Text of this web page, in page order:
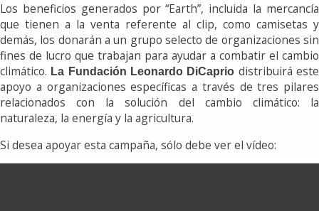
Los beneficios generados por “Earth”, incluida la mercancía
que tienen a la venta referente al clip, como camisetas y
demás, los donarán a un grupo selecto de organizaciones sin
fines de lucro que trabajan para ayudar a combatir el cambio
climático. La Fundación Leonardo DiCaprio distribuirá este
apoyo a organizaciones específicas a través de tres pilares
relacionados con la solución del cambio climático: la
naturaleza, la energía y la agricultura.
Si desea apoyar esta campaña, sólo debe ver el vídeo: